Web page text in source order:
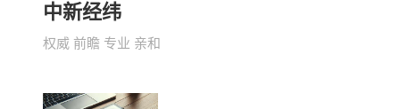
中新经纬
权威 前瞻 专业 亲和